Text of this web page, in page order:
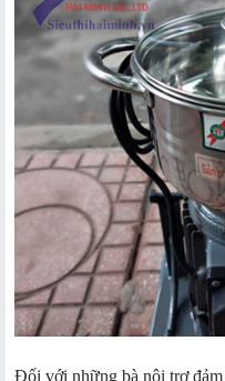
Đối với những bà nội trợ